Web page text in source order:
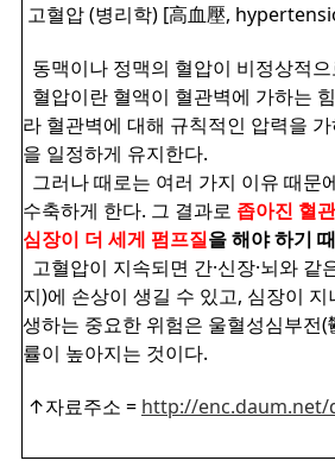
고혈압 (병리학) [高血壓,
동맥이나 정맥의 혈압이 비정상적
혈압이란 혈액이 혈관벽에 가하는
라 혈관벽에 대해 규칙적인 압력을
을 일정하게 유지한다.
그러나 때로는 여러 가지 이유 때문
수축하게 한다. 그 결과로 좁아진 혈관
심장이 더 세게 펌프질을 해야 하기
고혈압이 지속되면 간·신장·뇌와
지)에 손상이 생길 수 있고, 심장이
생하는 중요한 위험은 울혈성심부전
률이 높아지는 것이다.
↑자료주소 = http://enc.daum.net/